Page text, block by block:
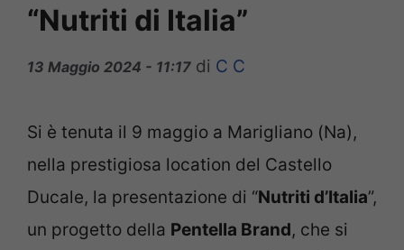
“Nutriti di Italia”
13 Maggio 2024 - 11:17 di C C
Si è tenuta il 9 maggio a Marigliano (Na),
nella prestigiosa location del Castello
Ducale, la presentazione di “Nutriti d’Italia”,
un progetto della Pentella Brand, che si